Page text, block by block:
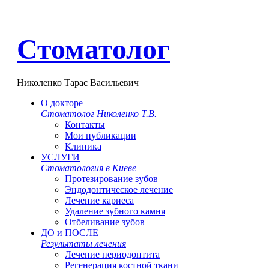
Стоматолог
Николенко Тарас Васильевич
О докторе
Стоматолог Николенко Т.В.
Контакты
Мои публикации
Клиника
УСЛУГИ
Стоматология в Киеве
Протезирование зубов
Эндодонтическое лечение
Лечение кариеса
Удаление зубного камня
Отбеливание зубов
ДО и ПОСЛЕ
Результаты лечения
Лечение периодонтита
Регенерация костной ткани